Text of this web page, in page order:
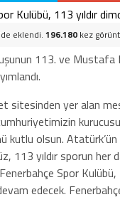
eklendi. 196.180 kez
113. ve
sitesinden yer alan
kutlu olsun.
113 yıldır sporun her
Fenerbahçe Spor
edecek.